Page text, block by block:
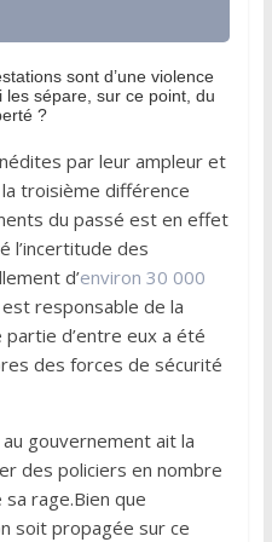
sont d’une violence
les sépare, sur ce point, du
?
par leur ampleur et
troisième différence
du passé est en effet
l’incertitude des
d’environ 30 000
responsable de la
d’entre eux a été
des forces de sécurité
gouvernement ait la
des policiers en nombre
rage.Bien que
soit propagée sur ce